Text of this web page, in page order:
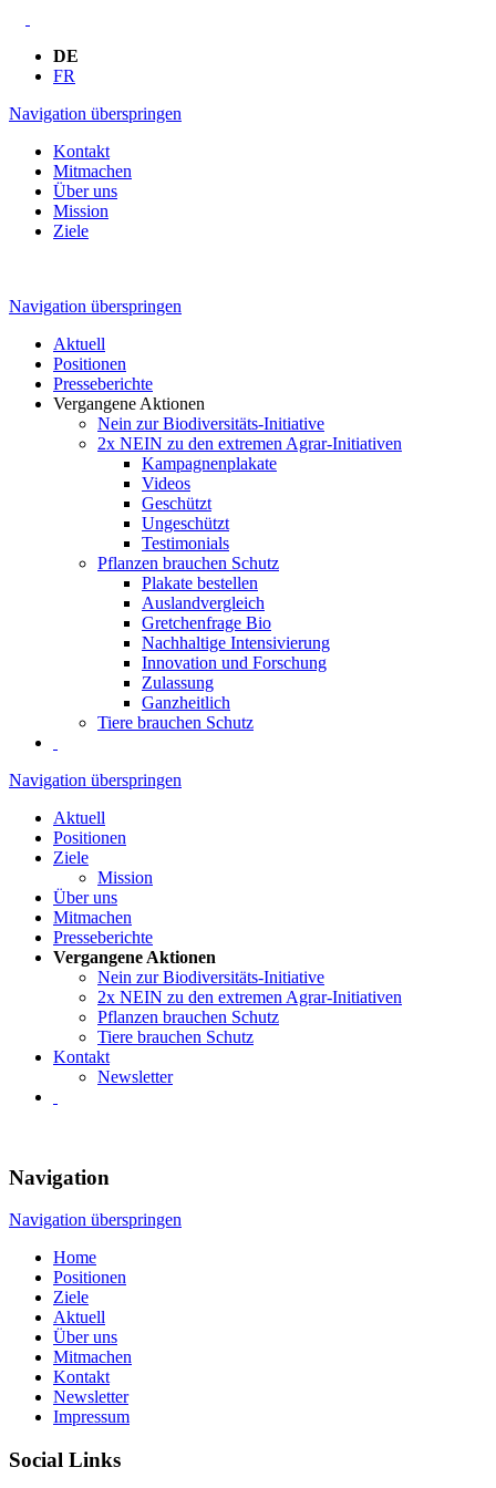
DE
FR
Navigation überspringen
Kontakt
Mitmachen
Über uns
Mission
Ziele
Navigation überspringen
Aktuell
Positionen
Presseberichte
Vergangene Aktionen
Nein zur Biodiversitäts-Initiative
2x NEIN zu den extremen Agrar-Initiativen
Kampagnenplakate
Videos
Geschützt
Ungeschützt
Testimonials
Pflanzen brauchen Schutz
Plakate bestellen
Auslandvergleich
Gretchenfrage Bio
Nachhaltige Intensivierung
Innovation und Forschung
Zulassung
Ganzheitlich
Tiere brauchen Schutz
Navigation überspringen
Aktuell
Positionen
Ziele
Mission
Über uns
Mitmachen
Presseberichte
Vergangene Aktionen
Nein zur Biodiversitäts-Initiative
2x NEIN zu den extremen Agrar-Initiativen
Pflanzen brauchen Schutz
Tiere brauchen Schutz
Kontakt
Newsletter
Navigation
Navigation überspringen
Home
Positionen
Ziele
Aktuell
Über uns
Mitmachen
Kontakt
Newsletter
Impressum
Social Links